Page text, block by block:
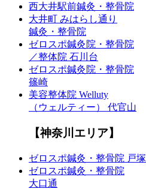
西大井駅前鍼灸・整骨院
大井町 みはらし通り
鍼灸・整骨院
ゼロスポ鍼灸院・整骨院
／整体院 石川台
ゼロスポ鍼灸院・整骨院
篠崎
美容整体院 Welluty
（ウェルティー） 代官山
【神奈川エリア】
ゼロスポ鍼灸・整骨院 戸塚
ゼロスポ鍼灸・整骨院
大口通